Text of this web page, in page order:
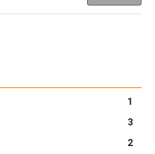
1
3
2